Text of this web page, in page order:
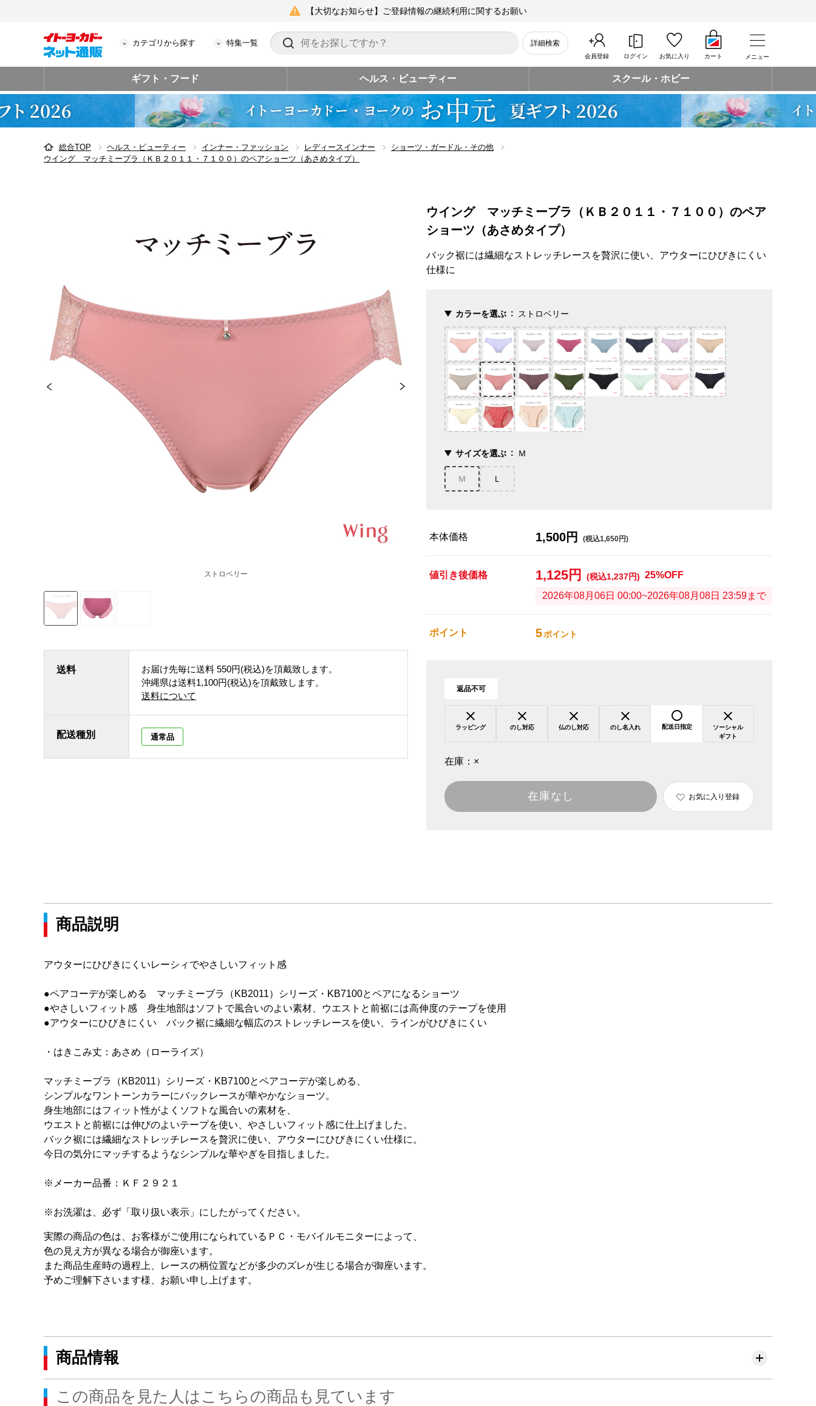
【大切なお知らせ】ご登録情報の継続利用に関するお願い
カテゴリから探す 特集一覧 詳細検索
会員登録 ログイン お気に入り カート メニュー
ギフト・フード ヘルス・ビューティー スクール・ホビー
総合TOP ヘルス・ビューティー インナー・ファッション レディースインナー
ショーツ・ガードル・その他
ウイング マッチミーブラ（ＫＢ２０１１・７１００）のペアショーツ（あさめタイプ）
ストロベリー
送料 お届け先毎に送料 550円(税込)を頂戴致します。
沖縄県は送料1,100円(税込)を頂戴致します。
送料について
配送種別 通常品
ウイング マッチミーブラ（ＫＢ２０１１・７１００）のペア
ショーツ（あさめタイプ）
バック裾には繊細なストレッチレースを贅沢に使い、アウターにひびきにくい
仕様に
カラーを選ぶ ストロベリー
サイズを選ぶ Ｍ
Ｍ Ｌ
本体価格 1,500円 (税込1,650円)
値引き後価格 1,125円 (税込1,237円) 25%OFF
2026年08月06日 00:00~2026年08月08日 23:59まで
ポイント 5ポイント
返品不可
ラッピング のし対応 仏のし対応 のし名入れ 配送日指定
ソーシャル
ギフト
在庫： ×
在庫なし お気に入り登録
商品説明
アウターにひびきにくいレーシィでやさしいフィット感
●ペアコーデが楽しめる マッチミーブラ（KB2011）シリーズ・KB7100とペアになるショーツ
●やさしいフィット感 身生地部はソフトで風合いのよい素材、ウエストと前裾には高伸度のテープを使用
●アウターにひびきにくい バック裾に繊細な幅広のストレッチレースを使い、ラインがひびきにくい
・はきこみ丈：あさめ（ローライズ）
マッチミーブラ（KB2011）シリーズ・KB7100とペアコーデが楽しめる、
シンプルなワントーンカラーにバックレースが華やかなショーツ。
身生地部にはフィット性がよくソフトな風合いの素材を、
ウエストと前裾には伸びのよいテープを使い、やさしいフィット感に仕上げました。
バック裾には繊細なストレッチレースを贅沢に使い、アウターにひびきにくい仕様に。
今日の気分にマッチするようなシンプルな華やぎを目指しました。
※メーカー品番：ＫＦ２９２１
※お洗濯は、必ず「取り扱い表示」にしたがってください。
実際の商品の色は、お客様がご使用になられているＰＣ・モバイルモニターによって、
色の見え方が異なる場合が御座います。
また商品生産時の過程上、レースの柄位置などが多少のズレが生じる場合が御座います。
予めご理解下さいます様、お願い申し上げます。
商品情報
この商品を見た人はこちらの商品も見ています